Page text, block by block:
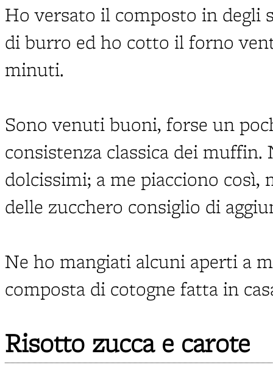
Ho versato il composto in
di burro ed ho cotto il forno
minuti.
Sono venuti buoni, forse un
consistenza classica dei
dolcissimi; a me piacciono
delle zucchero consiglio di
Ne ho mangiati alcuni aperti a
composta di cotogne fatta in
Risotto zucca e carote